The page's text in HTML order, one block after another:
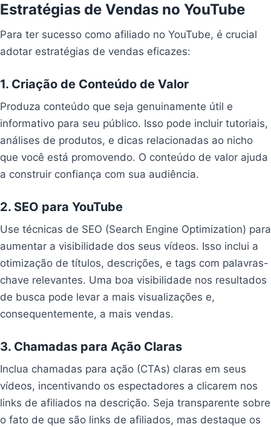
Estratégias de Vendas no YouTube
Para ter sucesso como afiliado no YouTube, é crucial
adotar estratégias de vendas eficazes:
1. Criação de Conteúdo de Valor
Produza conteúdo que seja genuinamente útil e
informativo para seu público. Isso pode incluir tutoriais,
análises de produtos, e dicas relacionadas ao nicho
que você está promovendo. O conteúdo de valor ajuda
a construir confiança com sua audiência.
2. SEO para YouTube
Use técnicas de SEO (Search Engine Optimization) para
aumentar a visibilidade dos seus vídeos. Isso inclui a
otimização de títulos, descrições, e tags com palavras-
chave relevantes. Uma boa visibilidade nos resultados
de busca pode levar a mais visualizações e,
consequentemente, a mais vendas.
3. Chamadas para Ação Claras
Inclua chamadas para ação (CTAs) claras em seus
vídeos, incentivando os espectadores a clicarem nos
links de afiliados na descrição. Seja transparente sobre
o fato de que são links de afiliados, mas destaque os